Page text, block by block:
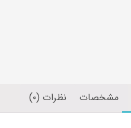
مشخصات نظرات (۰)